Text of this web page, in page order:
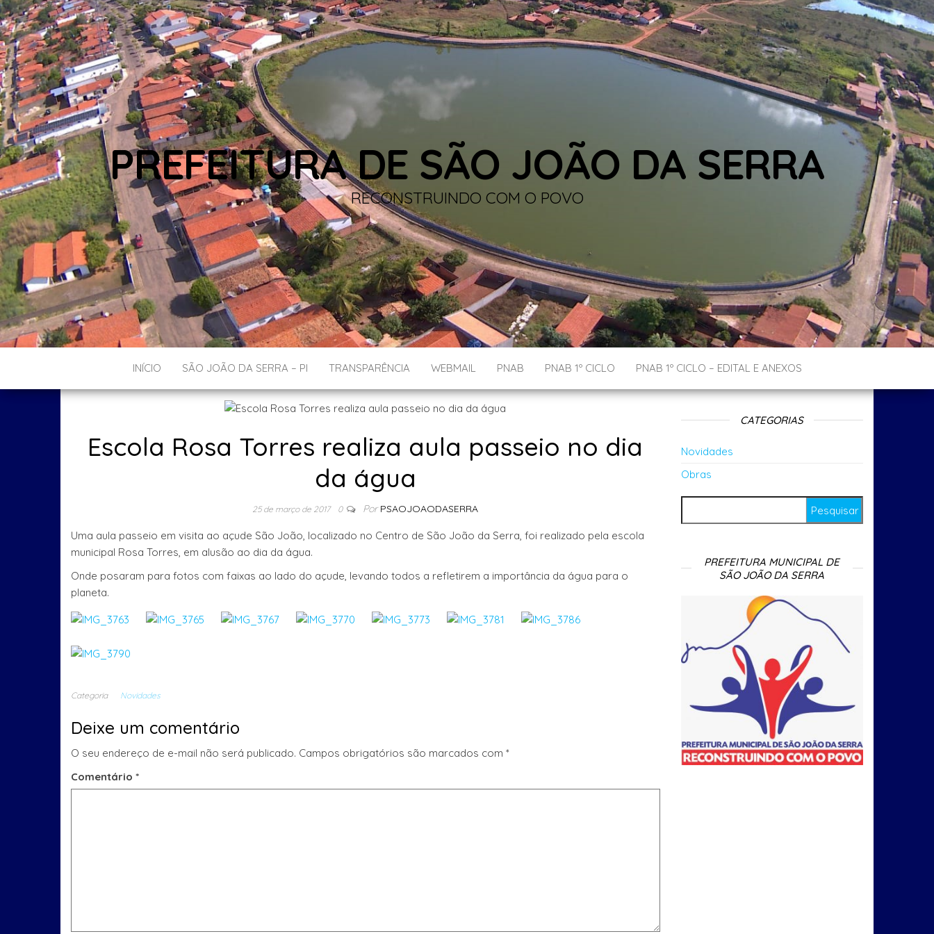
PREFEITURA DE SÃO JOÃO DA SERRA
RECONSTRUINDO COM O POVO
INÍCIO SÃO JOÃO DA SERRA – PI TRANSPARÊNCIA WEBMAIL PNAB PNAB 1º CICLO PNAB 1º CICLO – EDITAL E ANEXOS
Escola Rosa Torres realiza aula passeio no dia
da água
25 de março de 2017 0 Por PSAOJOAODASERRA
Uma aula passeio em visita ao açude São João, localizado no Centro de São João da Serra, foi realizado pela escola
municipal Rosa Torres, em alusão ao dia da água.
Onde posaram para fotos com faixas ao lado do açude, levando todos a refletirem a importância da água para o
planeta.
Categoria Novidades
Deixe um comentário
O seu endereço de e-mail não será publicado. Campos obrigatórios são marcados com *
Comentário *
CATEGORIAS
Novidades
Obras
PREFEITURA MUNICIPAL DE
SÃO JOÃO DA SERRA